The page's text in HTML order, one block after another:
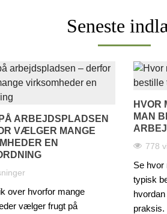
Seneste
ARBEJDSPLADSEN
VÆLGER MANGE
EN
over hvorfor mange
vælger frugt på
HVOR
MAN
778
Se hvor
typisk
praksis.